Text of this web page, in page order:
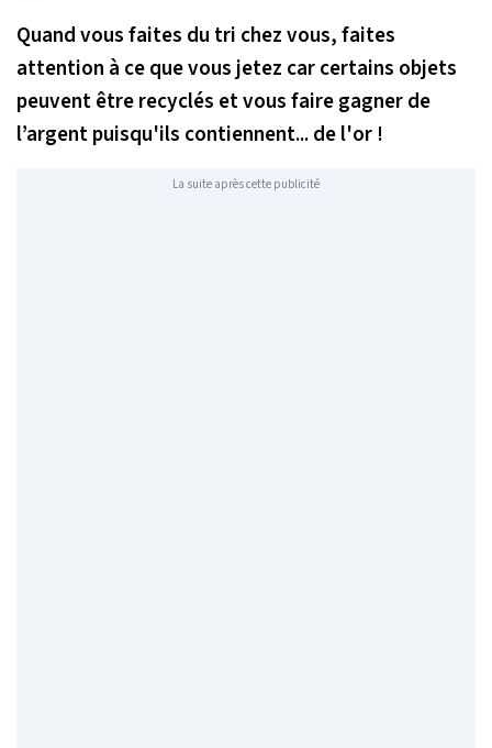
Quand vous faites du tri chez vous, faites
attention à ce que vous jetez car certains objets
peuvent être recyclés et vous faire gagner de
l’argent puisqu'ils contiennent... de l'or !
La suite après cette publicité